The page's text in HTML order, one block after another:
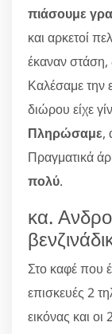
πιάσουμε
και αρκετοί
έκαναν στάση,
Καλέσαμε την
διώρου είχε
Πληρώσαμε,
Πραγματικά
πολύ.
κα.
Στο καφέ που
επισκευές 2
εικόνας και